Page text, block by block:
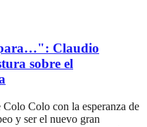
Claudio
sobre el
Colo con la esperanza de
y ser el nuevo gran